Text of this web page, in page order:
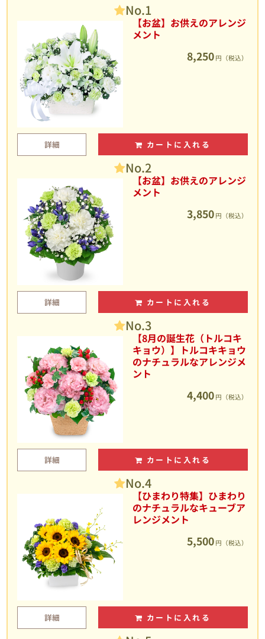
No.1
【お盆】お供えのアレンジ
メント
8,250 円（税込）
詳細 カートに入れる
No.2
【お盆】お供えのアレンジ
メント
3,850 円（税込）
詳細 カートに入れる
No.3
【8月の誕生花（トルコキ
キョウ）】トルコキキョウ
のナチュラルなアレンジメ
ント
4,400 円（税込）
詳細 カートに入れる
No.4
【ひまわり特集】ひまわり
のナチュラルなキューブア
レンジメント
5,500 円（税込）
詳細 カートに入れる